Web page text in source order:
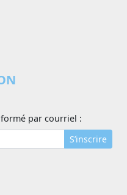
par courriel :
S’inscrire